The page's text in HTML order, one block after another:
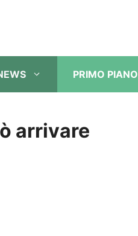
PRIMO PIANO
arrivare